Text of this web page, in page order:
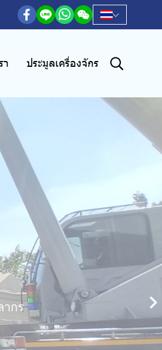
า ประมูลเครื่องจักร
ากร